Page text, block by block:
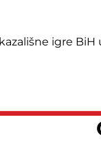
igre BiH